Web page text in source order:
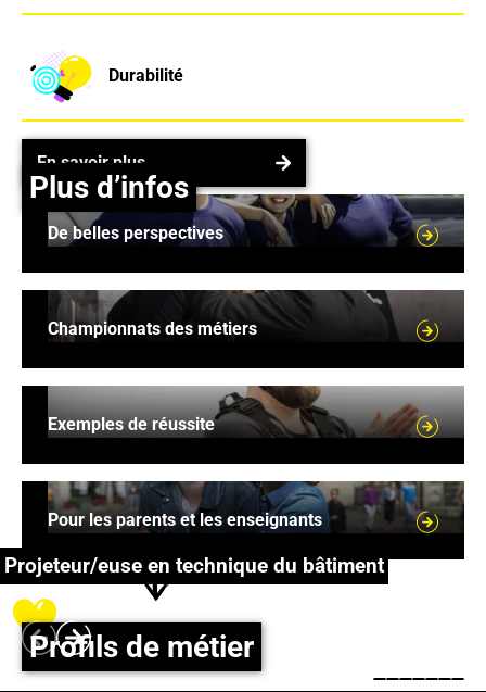
Durabilité
En savoir plus
En savoir plus
Plus d’infos
De belles perspectives
De belles perspectives
Championnats des métiers
Championnats des métiers
Exemples de réussite
Exemples de réussite
Pour les parents et les enseignants
Pour les parents et les enseignants
Les
possibilités
Profils de métier
Projeteur/euse en technique du bâtiment
plus !